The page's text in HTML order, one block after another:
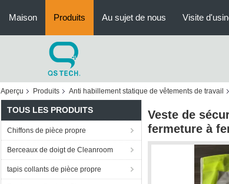
Maison Produits Au sujet de nous Visite
Aperçu Produits Anti habillement statique de vêtements de travail
TOUS LES PRODUITS
Chiffons de pièce propre
Berceaux de doigt de Cleanroom
tapis collants de pièce propre
Veste de
fermeture à